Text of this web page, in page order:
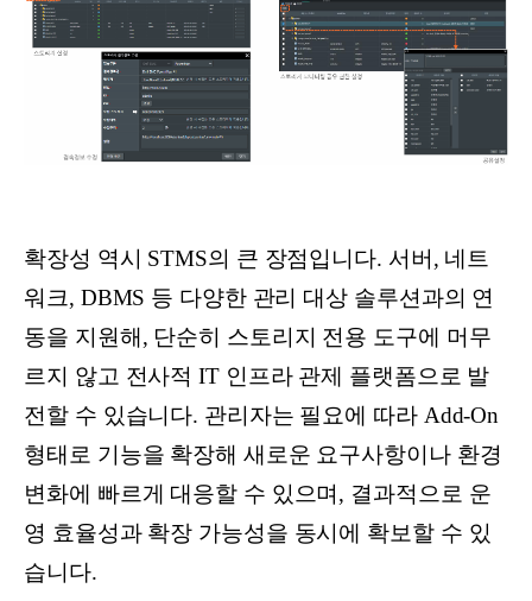
확장성 역시 STMS의 큰 장점입니다. 서버, 네트
워크, DBMS 등 다양한 관리 대상 솔루션과의 연
동을 지원해, 단순히 스토리지 전용 도구에 머무
르지 않고 전사적 IT 인프라 관제 플랫폼으로 발
전할 수 있습니다. 관리자는 필요에 따라 Add-On
형태로 기능을 확장해 새로운 요구사항이나 환경
변화에 빠르게 대응할 수 있으며, 결과적으로 운
영 효율성과 확장 가능성을 동시에 확보할 수 있
습니다.